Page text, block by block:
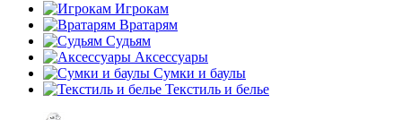
Игрокам
Вратарям
Судьям
Аксессуары
Сумки и баулы
Текстиль и белье